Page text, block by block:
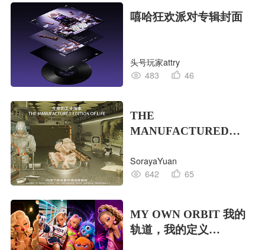
嘻哈狂欢派对专辑封面
头号玩家attry
483
46
THE
MANUFACTURED
的工业版本
SorayaYuan
642
65
MY OWN ORBIT 我的
轨道，我的定义